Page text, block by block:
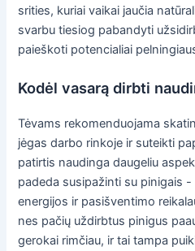
srities, kuriai vaikai jaučia
svarbu tiesiog pabandyti
paieškoti potencialiai
Kodėl vasarą dirbti
Tėvams rekomenduojama
jėgas darbo rinkoje ir suteikti
patirtis naudinga daugeliu
padeda susipažinti su pinigais
energijos ir pasišventimo
nes pačių uždirbtus pinigus
gerokai rimčiau, ir tai tampa